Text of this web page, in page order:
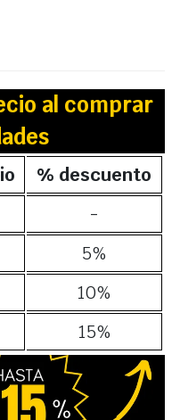
al comprar
% descuento
-
5%
10%
15%